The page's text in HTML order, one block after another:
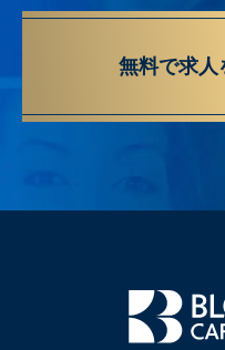
無料で求人